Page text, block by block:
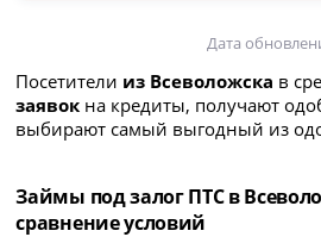
Дата
Посетители из Всеволожска в
заявок на кредиты, получают
выбирают самый выгодный из
Займы под залог ПТС в
сравнение условий